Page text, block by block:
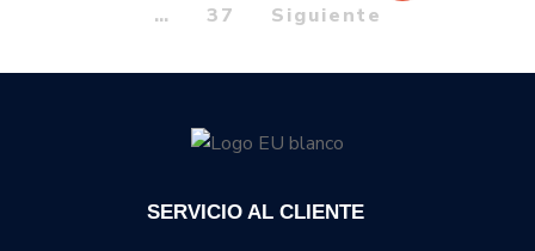
…
37 Siguiente
SERVICIO AL CLIENTE